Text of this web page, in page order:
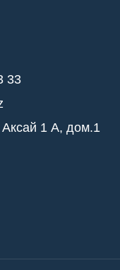
33
1 А, дом.1